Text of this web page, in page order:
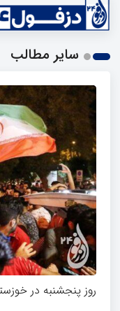
سایر مطالب
روز پنجشنبه در